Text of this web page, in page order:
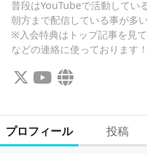
普段はYouTubeで活動して
朝方まで配信している事が多
※入会特典はトップ記事を見
などの連絡に使っております
プロフィール 投稿